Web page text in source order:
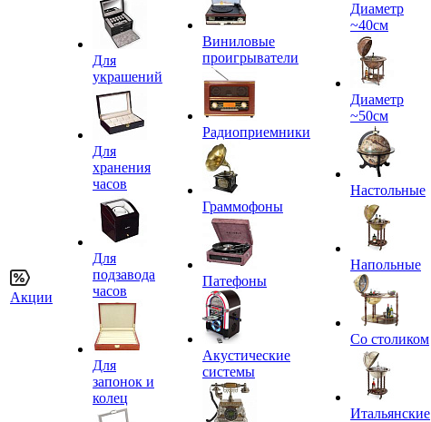
Акции
Для
украшений
Для
хранения
часов
Для
подзавода
часов
Для
запонок и
колец
Виниловые
проигрыватели
Радиоприемники
Граммофоны
Патефоны
Акустические
системы
Диаметр
~40см
Диаметр
~50см
Настольные
Напольные
Со столиком
Итальянские